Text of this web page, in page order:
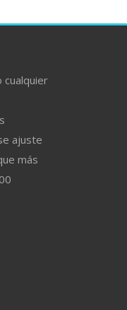
cualquier
ajuste
más